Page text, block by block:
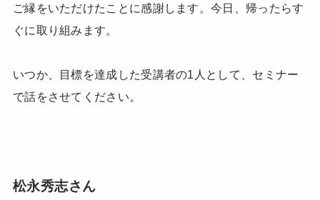
ご縁をいただけたことに感謝します。今日、帰ったらす
ぐに取り組みます。
いつか、目標を達成した受講者の1人として、セミナー
で話をさせてください。
松永秀志さん